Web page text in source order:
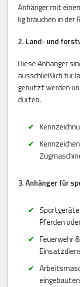
Anhänger mit
kg brauchen in der
2. Land- und
Diese Anhänger
ausschließlich für
genutzt werden
dürfen.
3. Anhänger für
Pferden
Feuerwehr